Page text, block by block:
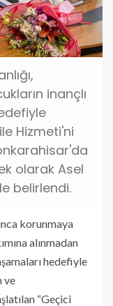
inançlı
Hizmeti'ni
olarak Asel
belirlendi.
korunmaya
alınmadan
hedefiyle
ve
“Geçici